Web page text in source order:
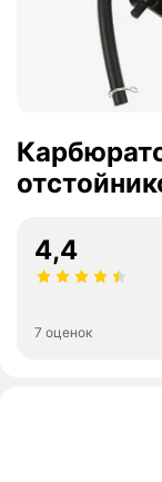
4,4
7 оценок